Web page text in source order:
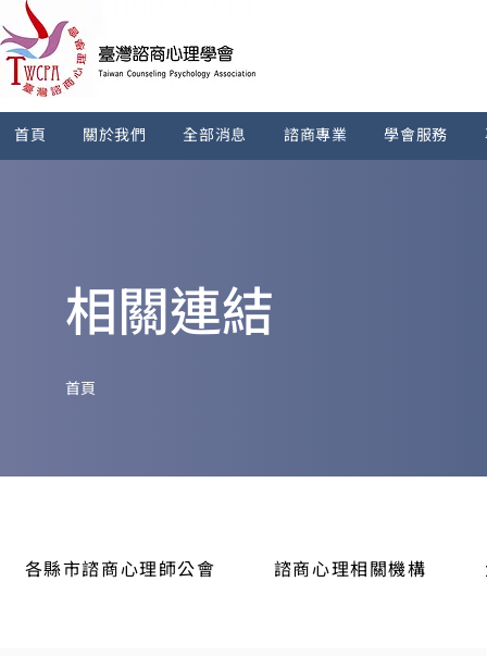
首頁 關於我們 全部消息 諮商專業 學會服務
相關連結
​首頁
各縣市諮商心理師公會 諮商心理相關機構